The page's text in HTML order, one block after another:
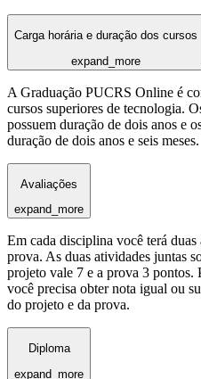
Carga horária e duração dos cursos
expand_more
A Graduação PUCRS Online é
cursos superiores de tecnologia.
possuem duração de dois anos e
duração de dois anos e seis meses.
Avaliações
expand_more
Em cada disciplina você terá
prova. As duas atividades juntas
projeto vale 7 e a prova 3 pontos.
você precisa obter nota igual ou
do projeto e da prova.
Diploma
expand_more